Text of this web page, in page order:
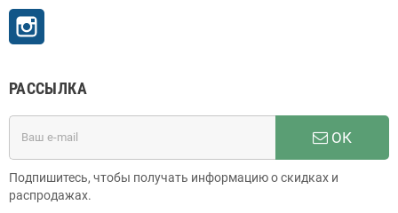
РАССЫЛКА
ОК
Подпишитесь, чтобы получать информацию о скидках и
распродажах.